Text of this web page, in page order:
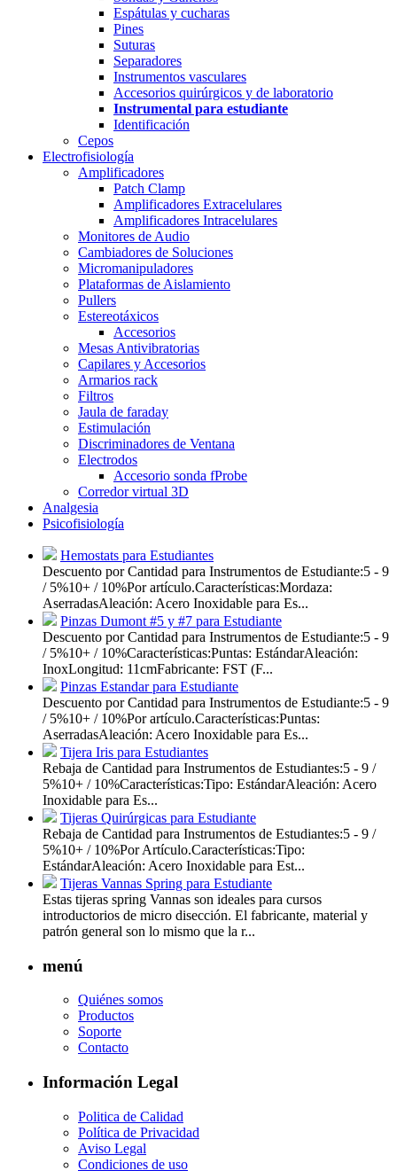
Espátulas y cucharas
Pines
Suturas
Separadores
Instrumentos vasculares
Accesorios quirúrgicos y de laboratorio
Instrumental para estudiante
Identificación
Cepos
Electrofisiología
Amplificadores
Patch Clamp
Amplificadores Extracelulares
Amplificadores Intracelulares
Monitores de Audio
Cambiadores de Soluciones
Micromanipuladores
Plataformas de Aislamiento
Pullers
Estereotáxicos
Accesorios
Mesas Antivibratorias
Capilares y Accesorios
Armarios rack
Filtros
Jaula de faraday
Estimulación
Discriminadores de Ventana
Electrodos
Accesorio sonda fProbe
Corredor virtual 3D
Analgesia
Psicofisiología
Hemostats para Estudiantes
Descuento por Cantidad para Instrumentos de Estudiante:5 - 9
/ 5%10+ / 10%Por artículo.Características:Mordaza:
AserradasAleación: Acero Inoxidable para Es...
Pinzas Dumont #5 y #7 para Estudiante
Descuento por Cantidad para Instrumentos de Estudiante:5 - 9
/ 5%10+ / 10%Características:Puntas: EstándarAleación:
InoxLongitud: 11cmFabricante: FST (F...
Pinzas Estandar para Estudiante
Descuento por Cantidad para Instrumentos de Estudiante:5 - 9
/ 5%10+ / 10%Por artículo.Características:Puntas:
AserradasAleación: Acero Inoxidable para Es...
Tijera Iris para Estudiantes
Rebaja de Cantidad para Instrumentos de Estudiantes:5 - 9 /
5%10+ / 10%Características:Tipo: EstándarAleación: Acero
Inoxidable para Es...
Tijeras Quirúrgicas para Estudiante
Rebaja de Cantidad para Instrumentos de Estudiantes:5 - 9 /
5%10+ / 10%Por Artículo.Características:Tipo:
EstándarAleación: Acero Inoxidable para Est...
Tijeras Vannas Spring para Estudiante
Estas tijeras spring Vannas son ideales para cursos
introductorios de micro disección. El fabricante, material y
patrón general son lo mismo que la r...
menú
Quiénes somos
Productos
Soporte
Contacto
Información Legal
Politica de Calidad
Política de Privacidad
Aviso Legal
Condiciones de uso